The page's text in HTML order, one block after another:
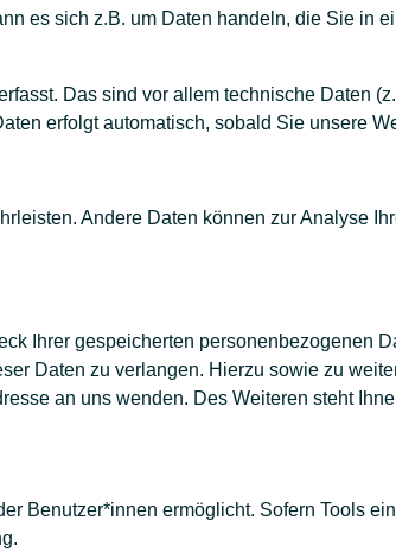
es sich z.B. um Daten handeln, die Sie in
Das sind vor allem technische Daten
erfolgt automatisch, sobald Sie unsere
Andere Daten können zur Analyse
Ihrer gespeicherten personenbezogenen
Daten zu verlangen. Hierzu sowie zu
an uns wenden. Des Weiteren steht
Benutzer*innen ermöglicht. Sofern Tools